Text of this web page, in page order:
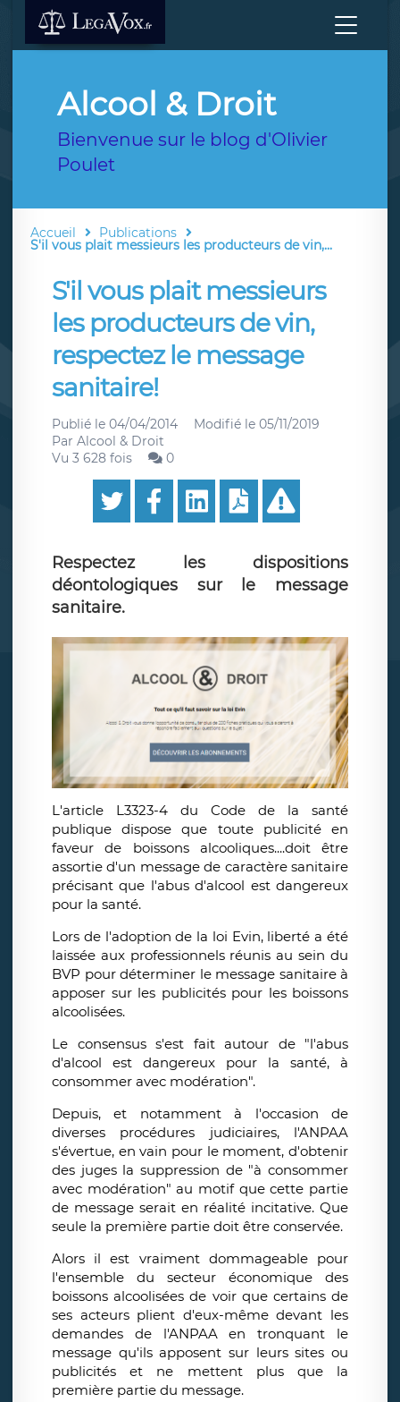
Alcool & Droit
Bienvenue sur le blog d'Olivier
Poulet
Accueil Publications
S'il vous plait messieurs les producteurs de vin,...
S'il vous plait messieurs
les producteurs de vin,
respectez le message
sanitaire!
Publié le 04/04/2014 Modifié le 05/11/2019
Par Alcool & Droit
Vu 3 628 fois
0
Respectez les dispositions
déontologiques sur le message
sanitaire.
L'article L3323-4 du Code de la santé
publique dispose que toute publicité en
faveur de boissons alcooliques....doit être
assortie d'un message de caractère sanitaire
précisant que l'abus d'alcool est dangereux
pour la santé.
Lors de l'adoption de la loi Evin, liberté a été
laissée aux professionnels réunis au sein du
BVP pour déterminer le message sanitaire à
apposer sur les publicités pour les boissons
alcoolisées.
Le consensus s'est fait autour de "l'abus
d'alcool est dangereux pour la santé, à
consommer avec modération".
Depuis, et notamment à l'occasion de
diverses procédures judiciaires, l'ANPAA
s'évertue, en vain pour le moment, d'obtenir
des juges la suppression de "à consommer
avec modération" au motif que cette partie
de message serait en réalité incitative. Que
seule la première partie doit être conservée.
Alors il est vraiment dommageable pour
l'ensemble du secteur économique des
boissons alcoolisées de voir que certains de
ses acteurs plient d'eux-même devant les
demandes de l'ANPAA en tronquant le
message qu'ils apposent sur leurs sites ou
publicités et ne mettent plus que la
première partie du message.